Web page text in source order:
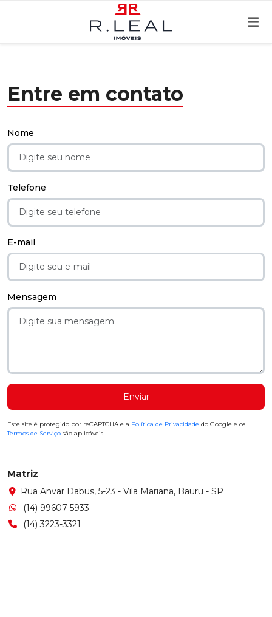
Entre em contato
Nome
Telefone
E-mail
Mensagem
Enviar
Este site é protegido por reCAPTCHA e a Política de Privacidade do Google e os
Termos de Serviço são aplicáveis.
Matriz
Rua Anvar Dabus, 5-23 - Vila Mariana, Bauru - SP
(14) 99607-5933
(14) 3223-3321